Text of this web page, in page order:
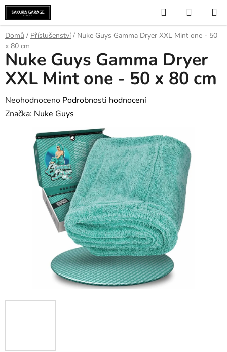
Přejít
na
obsah
Hledat
KOŠÍK
Domů / Příslušenství / Nuke Guys Gamma Dryer XXL Mint one - 50
x 80 cm
Nuke Guys Gamma Dryer
XXL Mint one - 50 x 80 cm
Průměrné
hodnocení
hvězdiček.
Neohodnoceno Podrobnosti hodnocení
Značka: Nuke Guys